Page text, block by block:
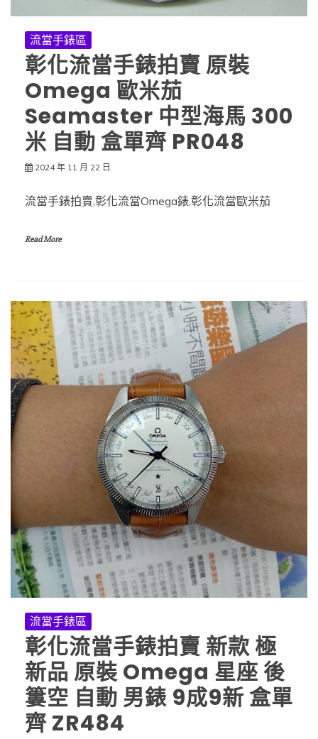
流當手錶區
彰化流當手錶拍賣 原裝
Omega 歐米茄
Seamaster 中型海馬 300
米 自動 盒單齊 PR048
2024 年 11 月 22 日
流當手錶拍賣,彰化流當Omega錶,彰化流當歐米茄
Read More
流當手錶區
彰化流當手錶拍賣 新款 極
新品 原裝 Omega 星座 後
簍空 自動 男錶 9成9新 盒單
齊 ZR484